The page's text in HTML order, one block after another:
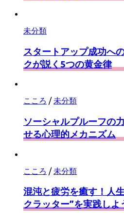
未分類
スタートアップ成功へ
クが説く5つの黄金律
こころ / 未分類
ソーシャルプルーフの
せる心理的メカニズム
こころ / 未分類
混沌と疲労を癒す！人
クラッター”を実践しよ